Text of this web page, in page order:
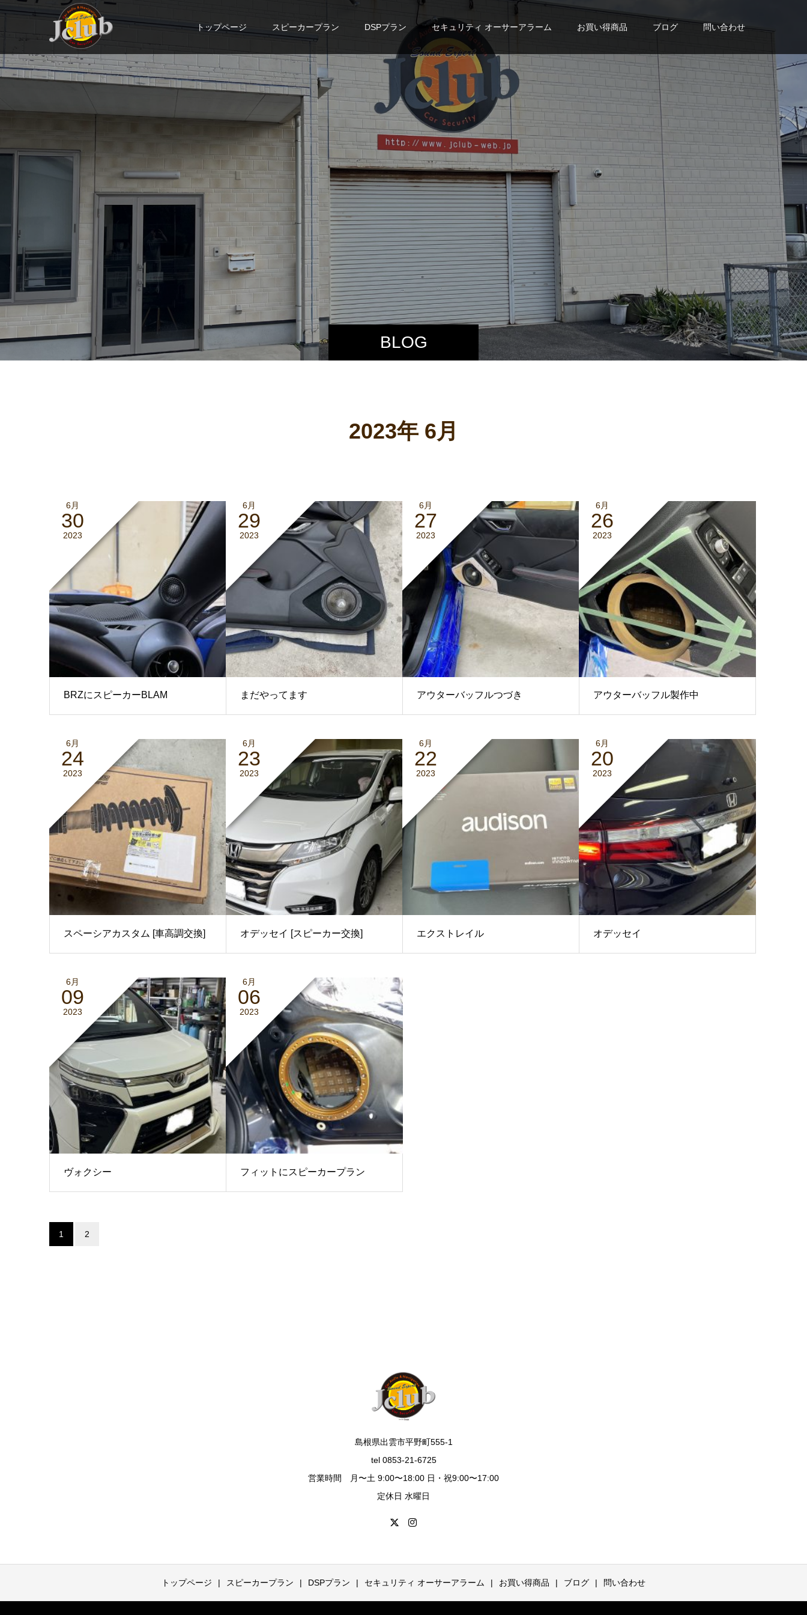
トップページ スピーカープラン DSPプラン セキュリティ オーサーアラーム お買い得商品 ブログ 問い合わせ
BLOG
2023年 6月
6月
30
2023
BRZにスピーカーBLAM
6月
29
2023
まだやってます
6月
27
2023
アウターバッフルつづき
6月
26
2023
アウターバッフル製作中
6月
24
2023
スペーシアカスタム [車高調交換]
6月
23
2023
オデッセイ [スピーカー交換]
6月
22
2023
エクストレイル
6月
20
2023
オデッセイ
6月
09
2023
ヴォクシー
6月
06
2023
フィットにスピーカープラン
1 2
島根県出雲市平野町555-1
tel 0853-21-6725
営業時間 月〜土 9:00〜18:00 日・祝9:00〜17:00
定休日 水曜日
トップページ スピーカープラン DSPプラン セキュリティ オーサーアラーム お買い得商品 ブログ 問い合わせ